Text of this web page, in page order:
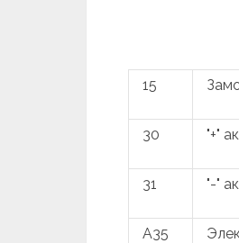
15
30 "+"
31 "-"
A35